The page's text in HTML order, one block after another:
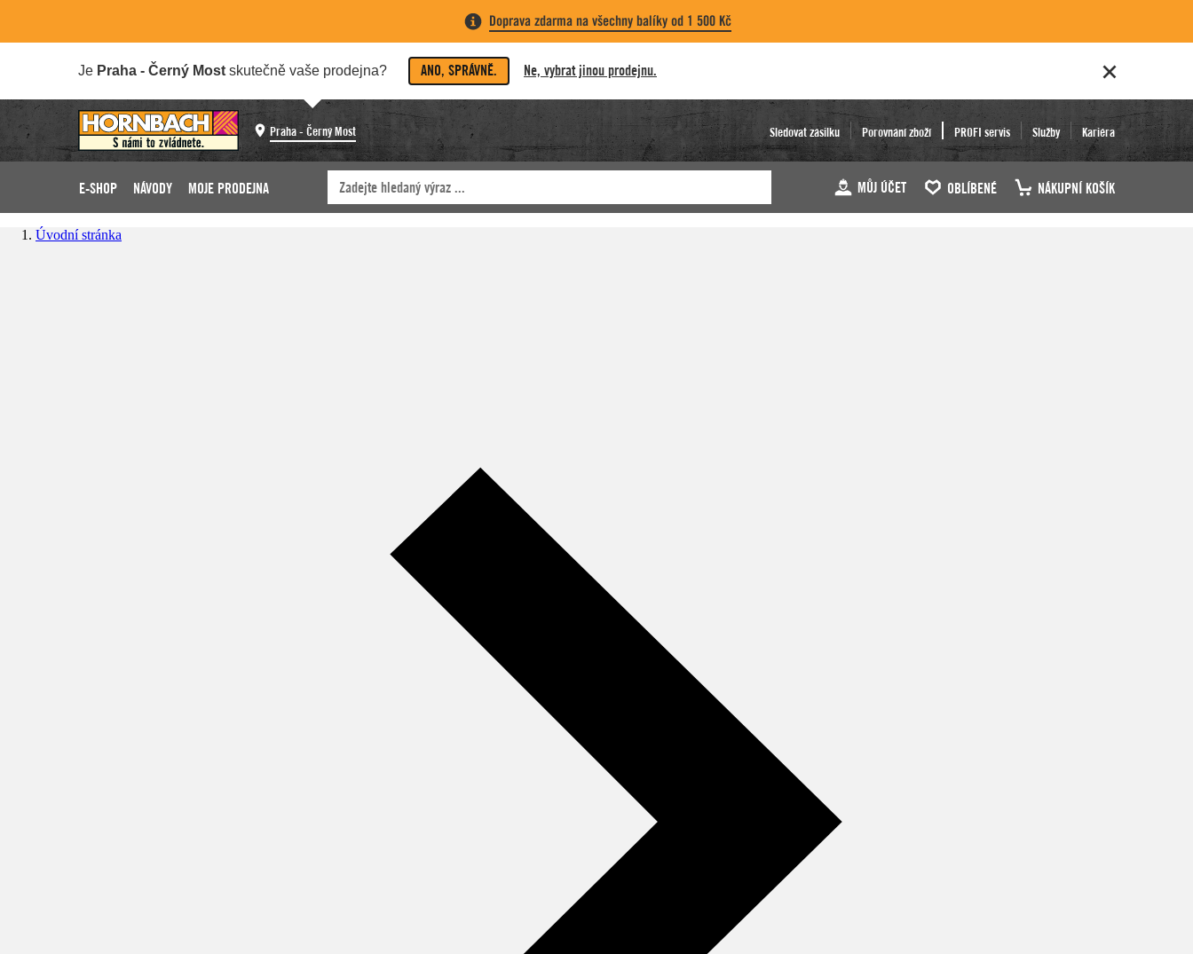
Doprava zdarma na všechny balíky od 1 500 Kč
Je Praha - Černý Most skutečně vaše prodejna? ANO, SPRÁVNĚ. Ne, vybrat jinou prodejnu.
Praha - Černý Most Sledovat zásilku Porovnání zboží PROFI servis Služby Kariéra
E-SHOP NÁVODY MOJE PRODEJNA MŮJ ÚČET OBLÍBENÉ NÁKUPNÍ KOŠÍK
Úvodní stránka